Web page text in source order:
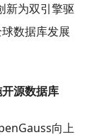
新为双引擎驱
数据库发展
源数据库
向上